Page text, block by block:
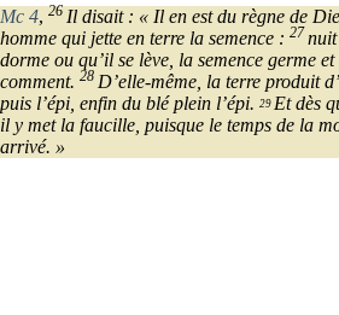
Mc 4, 26Il disait : « Il en est du règne de
homme qui jette en terre la semence : 27nuit
dorme ou qu’il se lève, la semence germe
comment. 28 D’elle-même, la terre produit
puis l’épi, enfin du blé plein l’épi. 29 Et dès
il y met la faucille, puisque le temps de la
arrivé. »